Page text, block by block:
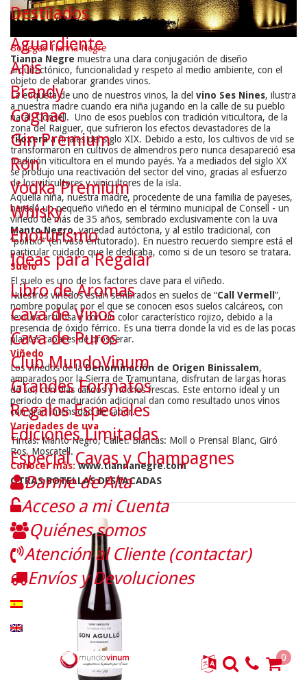
Bodegas Tianna Negre
Tianna Negre muestra una clara conjugación de diseño
arquitectónico, funcionalidad y respeto al medio ambiente, con el
objeto de elaborar grandes vinos.
La etiqueta de uno de nuestros vinos, la del vino Ses Nines, ilustra
a nuestra madre cuando era niña jugando en la calle de su pueblo
natal, Consell. Uno de esos pueblos con tradición viticultora, de la
zona del Raiguer, que sufrieron los efectos devastadores de la
filoxera a finales del siglo XIX. Debido a esto, los cultivos de vid se
transformaron en cultivos de almendros pero nunca desapareció esa
tradición viticultora en el mundo payés. Ya a mediados del siglo XX
se produjo una reactivación del sector del vino, gracias al esfuerzo
de los viticultores y vinicultores de la isla.
Aquella niña, nuestra madre, procedente de una familia de payeses,
heredó un pequeño viñedo en el término municipal de Consell - un
viñedo de más de 35 años, sembrado exclusivamente con la uva
Manto Negro, variedad autóctona, y al estilo tradicional, con
“politxó” (en vaso entutorado). En nuestro recuerdo siempre está el
particular cuidado que le dedicaba, como si de un tesoro se tratara.
Suelo
El suelo es uno de los factores clave para el viñedo.
Nuestros viñedos están sembrados en suelos de “Call Vermell ”,
nombre popular por el que se conocen esos suelos calcáreos, con
textura arcillosa y con un color característico rojizo, debido a la
presencia de óxido férrico. Es una tierra donde la vid es de las pocas
plantas capaces de prosperar.
Viñedo
Los viñedos de laDenominación de Origen Binissalem,
amparados por la Sierra de Tramuntana, disfrutan de largas horas
de sol, con días cálidos y noches frescas. Este entorno ideal y un
periodo de maduración adicional dan como resultado unos vinos
con gran intensidad de sabor.
Variedades de uva
Tintas: Manto Negro, Callet. Blancas: Moll o Prensal Blanc, Giró
Ros, Moscatell.
Conocer más:www.tiannanegre.com
OTRAS BOTELLAS DESTACADAS
Destilados
Aguardiente
Anís
Brandy
Cognac
Gin Premium
Ron
Vodka Premium
Whisky
Enoturismo
Ideas para Regalar
Libro de Aromas
Cava de Vinos
Cava de Puros
Club MundoVinum
Grandes Formatos
Regalos Especiales
Ediciones Limitadas
Especial Cavas y Champagnes
Darme de Alta
Acceso a mi Cuenta
Quiénes somos
Atención al Cliente (contactar)
Envíos y Devoluciones
0